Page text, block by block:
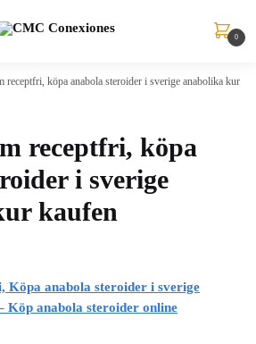
0
receptfri, köpa anabola steroider i sverige anabolika kur
receptfri, köpa
i sverige
kaufen
Köpa anabola steroider i sverige
Köp anabola steroider online